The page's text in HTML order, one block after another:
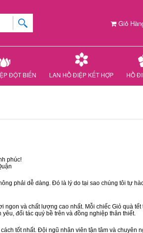
Giỏ
ĐỘT BIẾN LAN HỒ ĐIỆP KẾT HỢP HỒ
phúc!
phải dễ dàng. Đó là lý do tại sao chúng tôi tự
và chất lượng cao nhất. Mỗi chiếc Giỏ quà tết
đối tác quý bề trên và đồng nghiệp thân thiết.
tốt nhất. Đội ngũ nhân viên tận tâm và chuyên